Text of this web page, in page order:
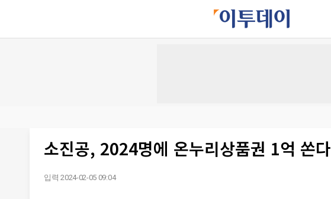
소진공, 2024명에 온누리상품권 1억 쏜다
입력 2024-02-05 09:04